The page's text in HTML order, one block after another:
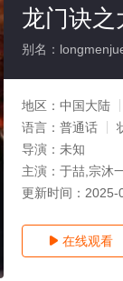
龙门诀之
别名：
地区： 中国大陆
语言： 普通话
导演： 未知
主演： 于喆,宗沐
更新时间： 2025-
 在线观看